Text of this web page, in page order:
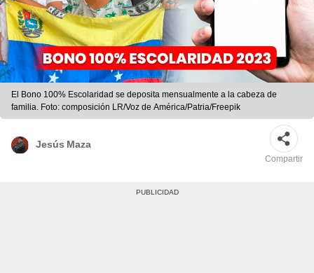
El Bono 100% Escolaridad se deposita mensualmente a la cabeza de
familia. Foto: composición LR/Voz de América/Patria/Freepik
Jesús Maza
Compartir